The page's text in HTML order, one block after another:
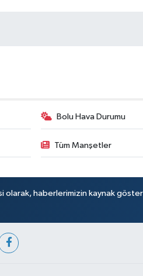
Bolu Hava Durumu
Tüm Manşetler
olarak, haberlerimizin kaynak